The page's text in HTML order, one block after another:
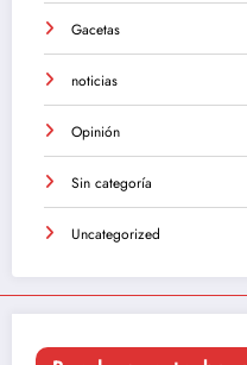
Gacetas
noticias
Opinión
Sin categoría
Uncategorized